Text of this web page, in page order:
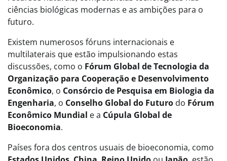
ciências biológicas modernas e as ambições para o
futuro.
Existem numerosos fóruns internacionais e
multilaterais que estão impulsionando estas
discussões, como o Fórum Global de Tecnologia da
Organização para Cooperação e Desenvolvimento
Econômico, o Consórcio de Pesquisa em Biologia da
Engenharia, o Conselho Global do Futuro do Fórum
Econômico Mundial e a Cúpula Global de
Bioeconomia.
Países fora dos centros usuais de bioeconomia, como